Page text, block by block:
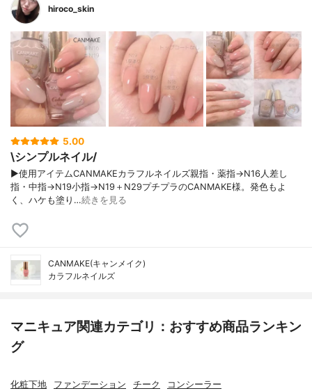
hiroco_skin
5.00
\シンプルネイル/
▶使用アイテムCANMAKEカラフルネイルズ親指・薬指→N16人差し
指・中指→N19小指→N19＋N29プチプラのCANMAKE様。発色もよ
く、ハケも塗り…続きを見る
CANMAKE(キャンメイク)
カラフルネイルズ
マニキュア関連カテゴリ：おすすめ商品ランキン
グ
化粧下地 ファンデーション チーク コンシーラー